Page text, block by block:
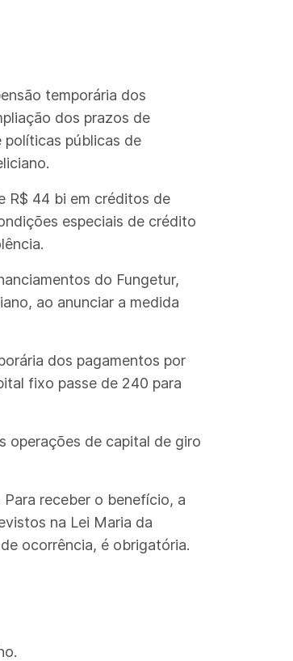
temporária dos
dos prazos de
políticas públicas de
R$ 44 bi em créditos de
especiais de crédito
do Fungetur,
ao anunciar a medida
dos pagamentos por
fixo passe de 240 para
operações de capital de giro
receber o benefício, a
na Lei Maria da
ocorrência, é obrigatória.